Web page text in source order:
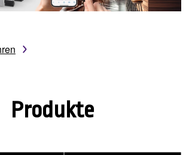
Produkte